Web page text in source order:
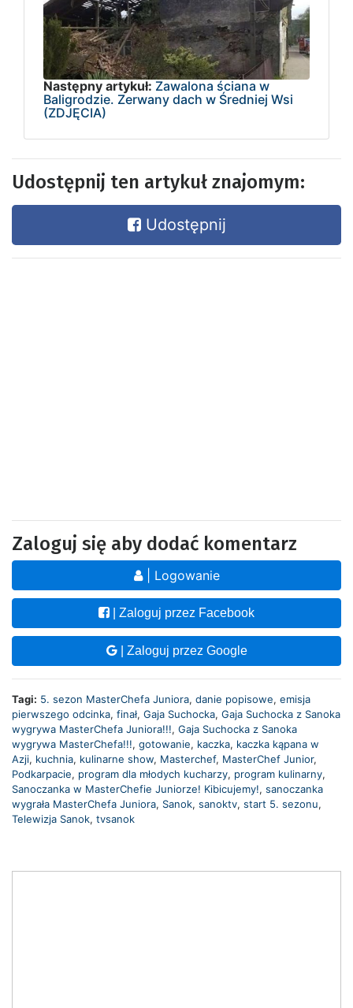
Następny artykuł: Zawalona ściana w
Baligrodzie. Zerwany dach w Średniej Wsi
(ZDJĘCIA)
Udostępnij ten artykuł znajomym:
Udostępnij
Zaloguj się aby dodać komentarz
| Logowanie
| Zaloguj przez Facebook
| Zaloguj przez Google
Tagi: 5. sezon MasterChefa Juniora, danie popisowe, emisja
pierwszego odcinka, finał, Gaja Suchocka, Gaja Suchocka z Sanoka
wygrywa MasterChefa Juniora!!!, Gaja Suchocka z Sanoka
wygrywa MasterChefa!!!, gotowanie, kaczka, kaczka kąpana w
Azji, kuchnia, kulinarne show, Masterchef, MasterChef Junior,
Podkarpacie, program dla młodych kucharzy, program kulinarny,
Sanoczanka w MasterChefie Juniorze! Kibicujemy!, sanoczanka
wygrała MasterChefa Juniora, Sanok, sanoktv, start 5. sezonu,
Telewizja Sanok, tvsanok